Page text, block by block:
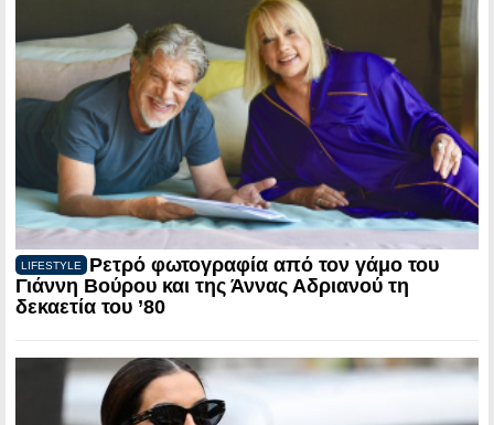
LIFESTYLE
Ρετρό φωτογραφία από τον γάμο του
Γιάννη Βούρου και της Άννας Αδριανού τη
δεκαετία του ’80